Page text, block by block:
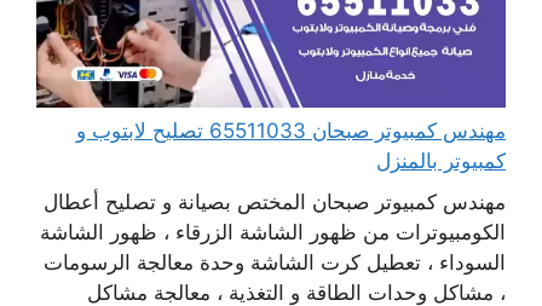
مهندس كمبيوتر صبحان 65511033 تصليح لابتوب و
كمبيوتر بالمنزل
مهندس كمبيوتر صبحان المختص بصيانة و تصليح أعطال
الكومبيوترات من ظهور الشاشة الزرقاء ، ظهور الشاشة
السوداء ، تعطيل كرت الشاشة وحدة معالجة الرسومات
، مشاكل وحدات الطاقة و التغذية ، معالجة مشاكل